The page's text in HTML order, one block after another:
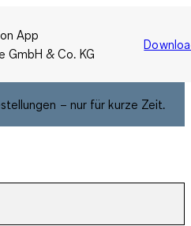
App
GmbH & Co. KG
– nur für kurze Zeit.